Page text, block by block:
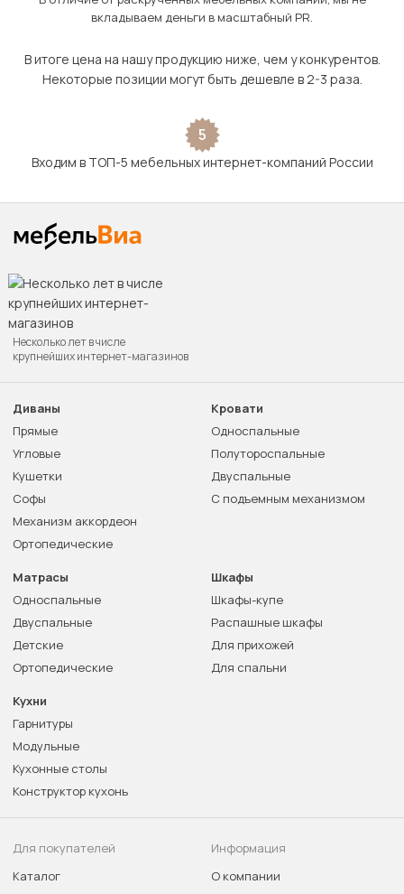
вкладываем деньги в масштабный PR.
В итоге цена на нашу продукцию ниже, чем у конкурентов.
Некоторые позиции могут быть дешевле в 2-3 раза.
5
Входим в ТОП-5 мебельных интернет-компаний России
Несколько лет в числе
крупнейших интернет-магазинов
Диваны
Прямые
Угловые
Кушетки
Софы
Механизм аккордеон
Ортопедические
Кровати
Односпальные
Полутороспальные
Двуспальные
С подъемным механизмом
Матрасы
Односпальные
Двуспальные
Детские
Ортопедические
Шкафы
Шкафы-купе
Распашные шкафы
Для прихожей
Для спальни
Кухни
Гарнитуры
Модульные
Кухонные столы
Конструктор кухонь
Для покупателей
Каталог
Информация
О компании